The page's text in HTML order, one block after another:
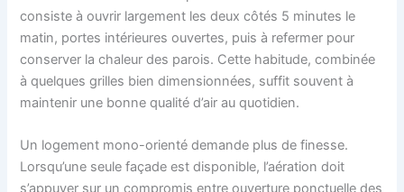
consiste à ouvrir largement les deux côtés 5 minutes le
matin, portes intérieures ouvertes, puis à refermer pour
conserver la chaleur des parois. Cette habitude, combinée
à quelques grilles bien dimensionnées, suffit souvent à
maintenir une bonne qualité d’air au quotidien.
Un logement mono-orienté demande plus de finesse.
Lorsqu’une seule façade est disponible, l’aération doit
s’appuyer sur un compromis entre ouverture ponctuelle des